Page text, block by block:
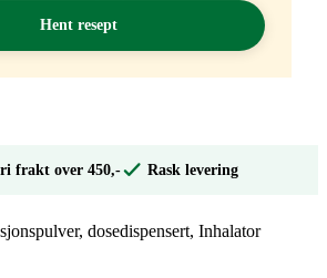
Hent resept
frakt over 450,- Rask levering
dosedispensert, Inhalator